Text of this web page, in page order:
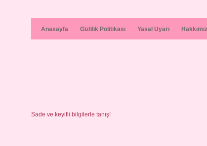
Anasayfa Gizlilik Politikası Yasal Uyarı
Sade ve keyifli bilgilerle tanış!